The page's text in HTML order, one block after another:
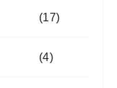
(17)
(4)